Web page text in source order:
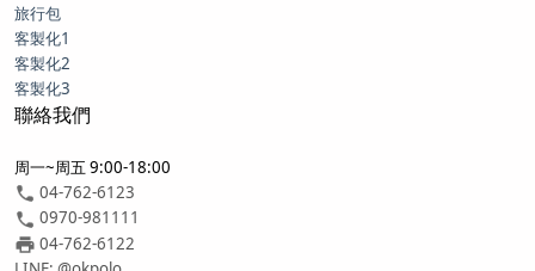
旅行包
客製化1
客製化2
客製化3
聯絡我們
周一~周五 9:00-18:00
04-762-6123
0970-981111
04-762-6122